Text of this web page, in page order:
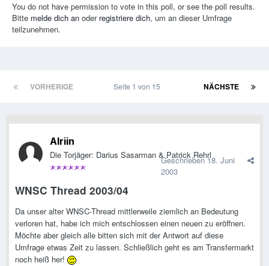
You do not have permission to vote in this poll, or see the poll results.
Bitte melde dich an oder registriere dich, um an dieser Umfrage
teilzunehmen.
VORHERIGE NÄCHSTE
Seite 1 von 15
Alriin
Die Torjäger: Darius Sasarman & Patrick Rehrl
Geschrieben18. Juni
2003
WNSC Thread 2003/04
Da unser alter WNSC-Thread mittlerweile ziemlich an Bedeutung
verloren hat, habe ich mich entschlossen einen neuen zu eröffnen.
Möchte aber gleich alle bitten sich mit der Antwort auf diese
Umfrage etwas Zeit zu lassen. Schließlich geht es am Transfermarkt
noch heiß her!